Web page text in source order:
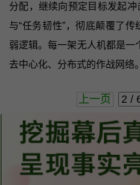
分配，继续向预定目标发起冲
与“任务韧性”，彻底颠覆了
弱逻辑。每一架无人机都是
去中心化、分布式的作战网络。
上一页